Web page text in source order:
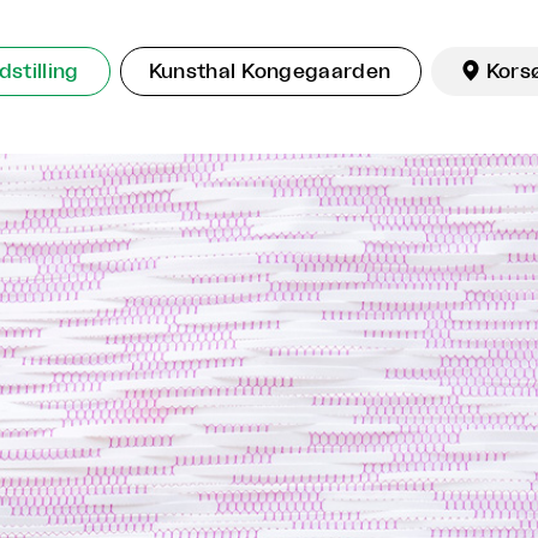
Kunsthal Kongegaarden 